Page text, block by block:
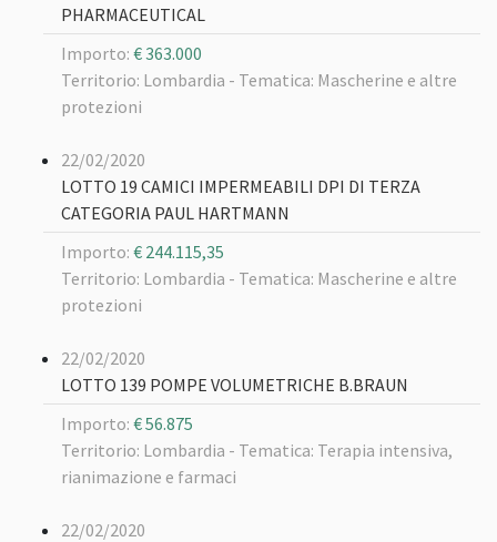
PHARMACEUTICAL
Importo: € 363.000
Territorio: Lombardia - Tematica: Mascherine e altre
protezioni
22/02/2020
LOTTO 19 CAMICI IMPERMEABILI DPI DI TERZA
CATEGORIA PAUL HARTMANN
Importo: € 244.115,35
Territorio: Lombardia - Tematica: Mascherine e altre
protezioni
22/02/2020
LOTTO 139 POMPE VOLUMETRICHE B.BRAUN
Importo: € 56.875
Territorio: Lombardia - Tematica: Terapia intensiva,
rianimazione e farmaci
22/02/2020